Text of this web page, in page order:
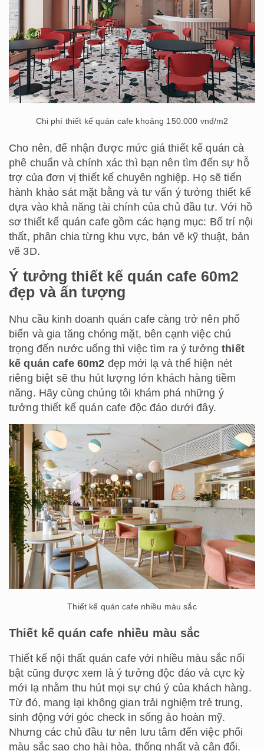
Chi phí thiết kế quán cafe khoảng 150.000 vnđ/m2
Cho nên, để nhận được mức giá thiết kế quán cà
phê chuẩn và chính xác thì bạn nên tìm đến sự hỗ
trợ của đơn vị thiết kế chuyên nghiệp. Họ sẽ tiến
hành khảo sát mặt bằng và tư vấn ý tưởng thiết kế
dựa vào khả năng tài chính của chủ đầu tư. Với hồ
sơ thiết kế quán cafe gồm các hạng mục: Bố trí nội
thất, phân chia từng khu vực, bản vẽ kỹ thuật, bản
vẽ 3D.
Ý tưởng thiết kế quán cafe 60m2
đẹp và ấn tượng
Nhu cầu kinh doanh quán cafe càng trở nên phổ
biến và gia tăng chóng mặt, bên cạnh việc chú
trọng đến nước uống thì việc tìm ra ý tưởngthiết
kế quán cafe 60m2 đẹp mới lạ và thể hiện nét
riêng biệt sẽ thu hút lượng lớn khách hàng tiềm
năng. Hãy cùng chúng tôi khám phá những ý
tưởng thiết kế quán cafe độc đáo dưới đây.
Thiết kế quán cafe nhiều màu sắc
Thiết kế quán cafe nhiều màu sắc
Thiết kế nội thất quán cafe với nhiều màu sắc nổi
bật cũng được xem là ý tưởng độc đáo và cực kỳ
mới lạ nhằm thu hút mọi sự chú ý của khách hàng.
Từ đó, mang lại không gian trải nghiệm trẻ trung,
sinh động với góc check in sống ảo hoàn mỹ.
Nhưng các chủ đầu tư nên lưu tâm đến việc phối
màu sắc sao cho hài hòa, thống nhất và cân đối.